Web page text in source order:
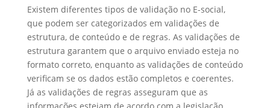
Existem diferentes tipos de validação no E-social,
que podem ser categorizados em validações de
estrutura, de conteúdo e de regras. As validações de
estrutura garantem que o arquivo enviado esteja no
formato correto, enquanto as validações de conteúdo
verificam se os dados estão completos e coerentes.
Já as validações de regras asseguram que as